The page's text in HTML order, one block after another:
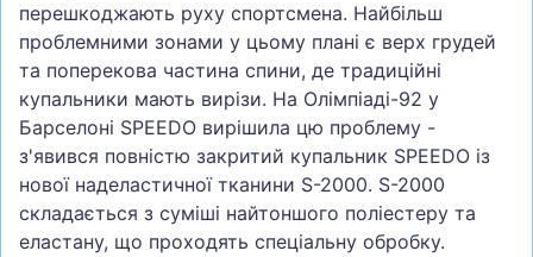
перешкоджають руху спортсмена. Найбільш
проблемними зонами у цьому плані є верх грудей
та поперекова частина спини, де традиційні
купальники мають вирізи. На Олімпіаді-92 у
Барселоні SPEEDO вирішила цю проблему -
з'явився повністю закритий купальник SPEEDO із
нової наделастичної тканини S-2000. S-2000
складається з суміші найтоншого поліестеру та
еластану, що проходять спеціальну обробку.